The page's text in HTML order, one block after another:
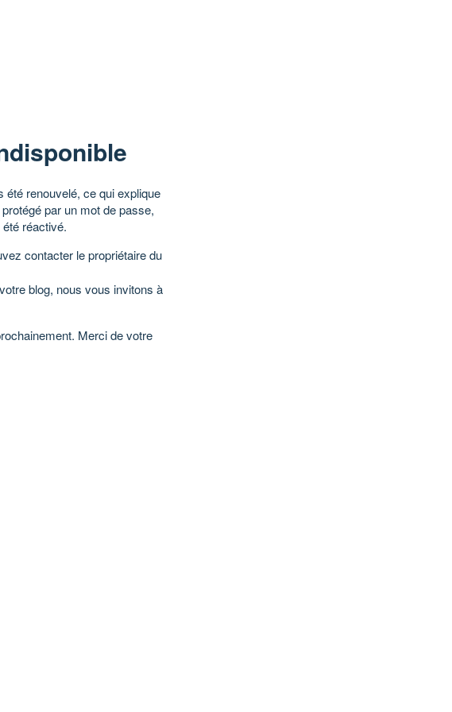
été renouvelé, ce qui explique
par un mot de passe,
réactivé.
contacter le propriétaire du
blog, nous vous invitons à
Merci de votre